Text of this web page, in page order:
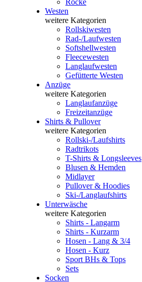
Röcke
Westen
weitere Kategorien
Rollskiwesten
Rad-/Laufwesten
Softshellwesten
Fleecewesten
Langlaufwesten
Gefütterte Westen
Anzüge
weitere Kategorien
Langlaufanzüge
Freizeitanzüge
Shirts & Pullover
weitere Kategorien
Rollski-/Laufshirts
Radtrikots
T-Shirts & Longsleeves
Blusen & Hemden
Midlayer
Pullover & Hoodies
Ski-/Langlaufshirts
Unterwäsche
weitere Kategorien
Shirts - Langarm
Shirts - Kurzarm
Hosen - Lang & 3/4
Hosen - Kurz
Sport BHs & Tops
Sets
Socken